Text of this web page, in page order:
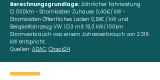
Berechnungsgrundlage: Jährlicher Fahrleistung
12.000km - Stromkosten Zuhause 0,40€/ kW -
Stromkosten Öffentliches Laden 0,61€ / kW und
Beispielfahrzeug VW I.D.3 mit 19,3 kW/ 100km
Stromverbrauch was einem Jahresverbrauch von 2.316
kW entspricht.
Quellen: ADAC, Check24